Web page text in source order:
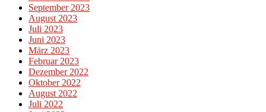
September 2023
August 2023
Juli 2023
Juni 2023
März 2023
Februar 2023
Dezember 2022
Oktober 2022
August 2022
Juli 2022